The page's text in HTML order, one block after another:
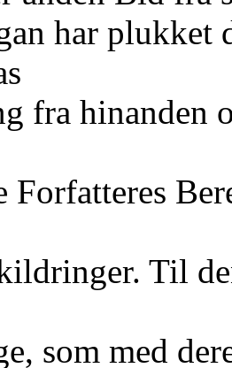
har plukket
fra hinanden
Forfatteres
Til
som med